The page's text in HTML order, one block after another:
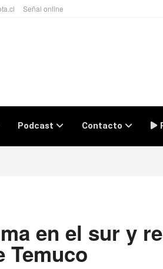
Señal online
Podcast Contacto
en el sur y
Temuco